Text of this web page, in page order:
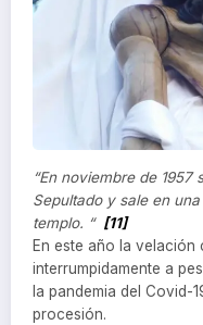
“En noviembre de
Sepultado y sale en
templo. “ [11]
En este año la velación
interrumpidamente a
la pandemia del Covid-
procesión.